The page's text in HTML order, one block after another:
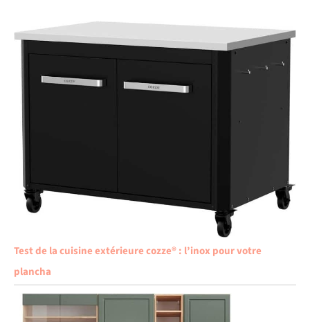
Test de la cuisine extérieure cozze® : l’inox pour votre
plancha